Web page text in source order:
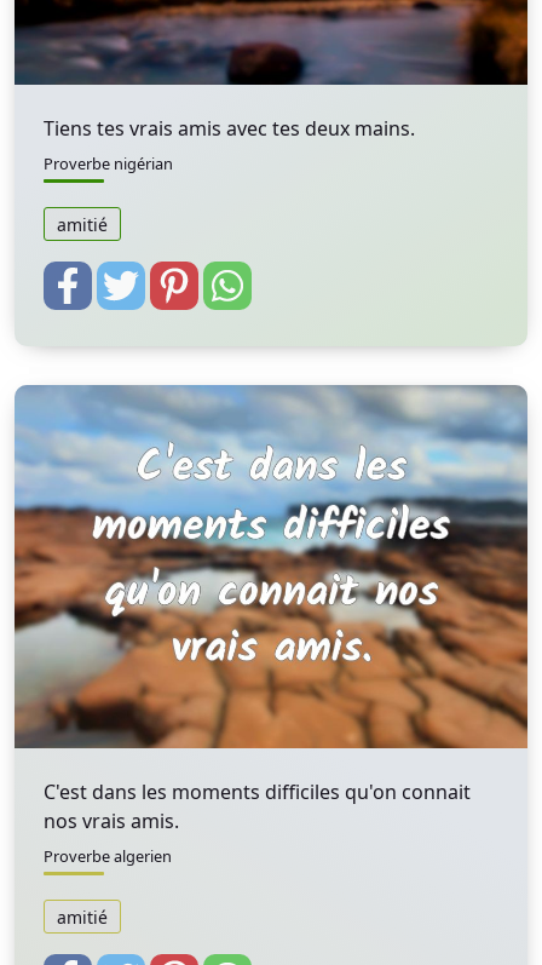
Tiens tes vrais amis avec tes deux mains.
Proverbe nigérian
amitié
C'est dans les moments difficiles qu'on connait
nos vrais amis.
Proverbe algerien
amitié